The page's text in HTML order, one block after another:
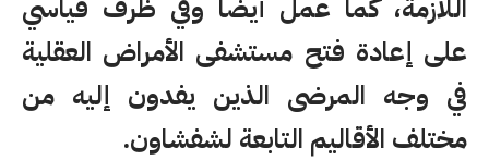
اللازمة، كما عمل أيضا وفي ظرف قياسي
على إعادة فتح مستشفى الأمراض العقلية
في وجه المرضى الذين يفدون إليه من
مختلف الأقاليم التابعة لشفشاون.